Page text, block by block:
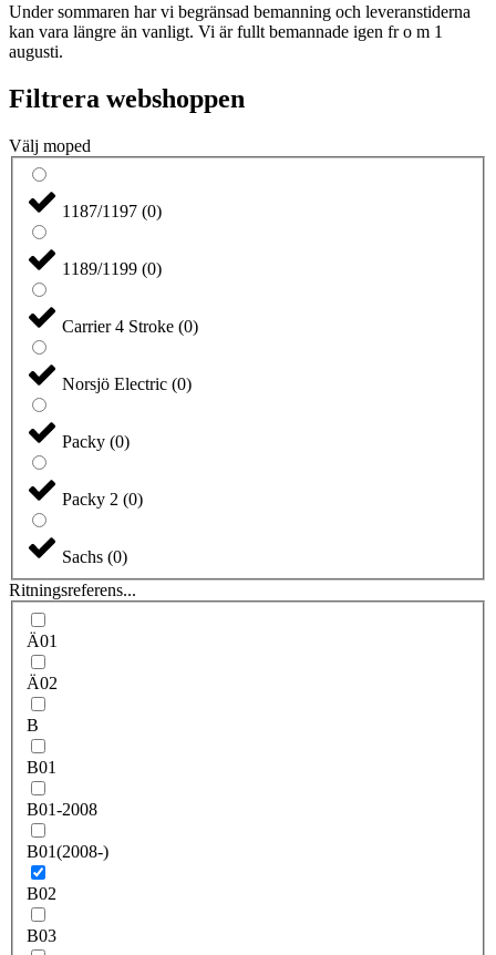
Under sommaren har vi begränsad bemanning och leveranstiderna
kan vara längre än vanligt. Vi är fullt bemannade igen fr o m 1
augusti.
Filtrera webshoppen
Välj moped
1187/1197 (0)
1189/1199 (0)
Carrier 4 Stroke (0)
Norsjö Electric (0)
Packy (0)
Packy 2 (0)
Sachs (0)
Ritningsreferens...
Ä01
Ä02
B
B01
B01-2008
B01(2008-)
B02
B03